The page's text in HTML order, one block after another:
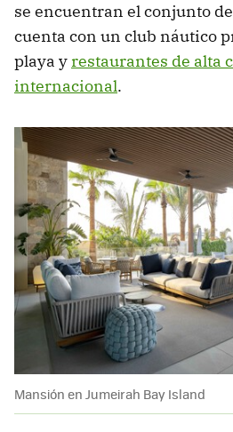
se encuentran el conjunto
cuenta con un club náutico
playa yrestaurantes de alta
internacional.
Mansión en Jumeirah Bay Island